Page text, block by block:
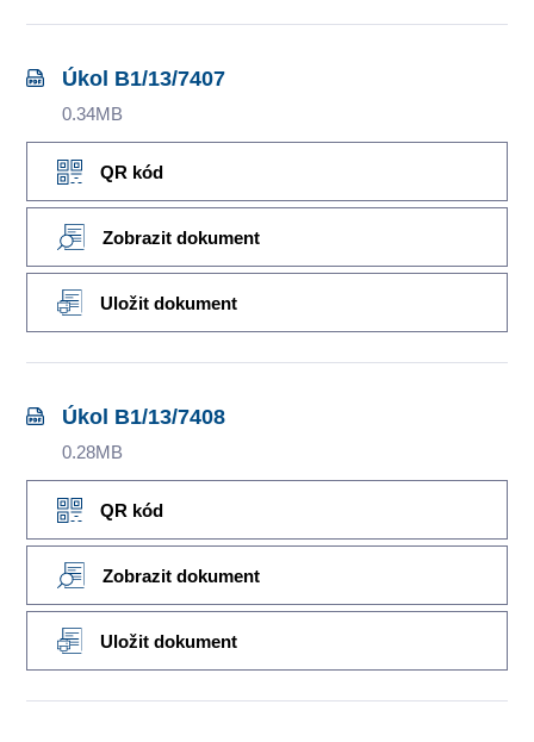
Úkol B1/13/7407
0.34MB
QR kód
Zobrazit dokument
Uložit dokument
Úkol B1/13/7408
0.28MB
QR kód
Zobrazit dokument
Uložit dokument